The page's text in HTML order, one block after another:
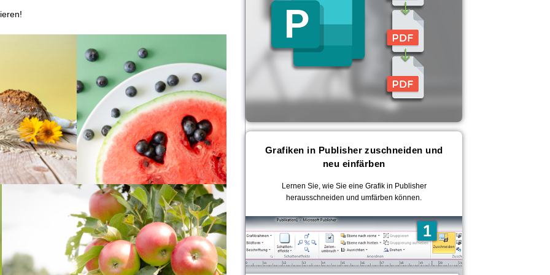
Grafiken in Publisher zuschneiden und
neu einfärben
Lernen Sie, wie Sie eine Grafik in Publisher
herausschneiden und umfärben können.